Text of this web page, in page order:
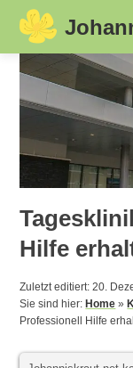
Skip
content
Hilfe
Zuletzt editiert: 20.
Sie sind hier:Home »
Professionell Hilfe